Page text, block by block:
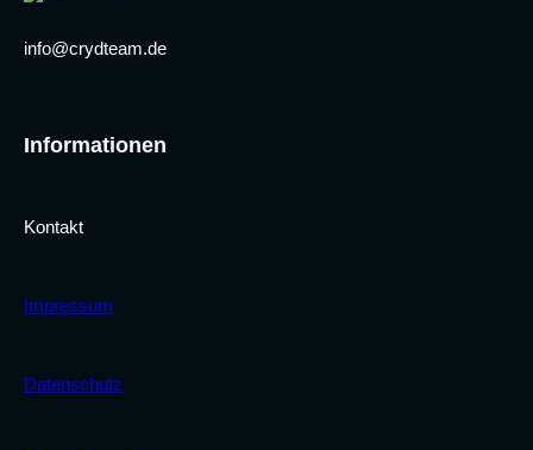
info@crydteam.de
Informationen
Kontakt
Impressum
Datenschutz